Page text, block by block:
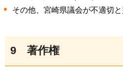
その他、宮崎県議会が不適切
9 著作権